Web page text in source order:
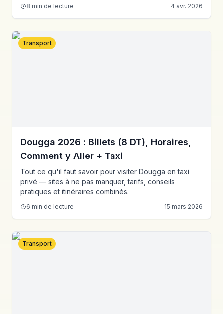
Sfax et Bizerte.
8 min de lecture 4 avr. 2026
Transport
Dougga 2026 : Billets (8 DT), Horaires,
Comment y Aller + Taxi
Tout ce qu'il faut savoir pour visiter Dougga en taxi
privé — sites à ne pas manquer, tarifs, conseils
pratiques et itinéraires combinés.
6 min de lecture 15 mars 2026
Transport